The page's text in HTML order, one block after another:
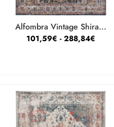
Alfombra Vintage Shira...
101,59€ - 288,84€